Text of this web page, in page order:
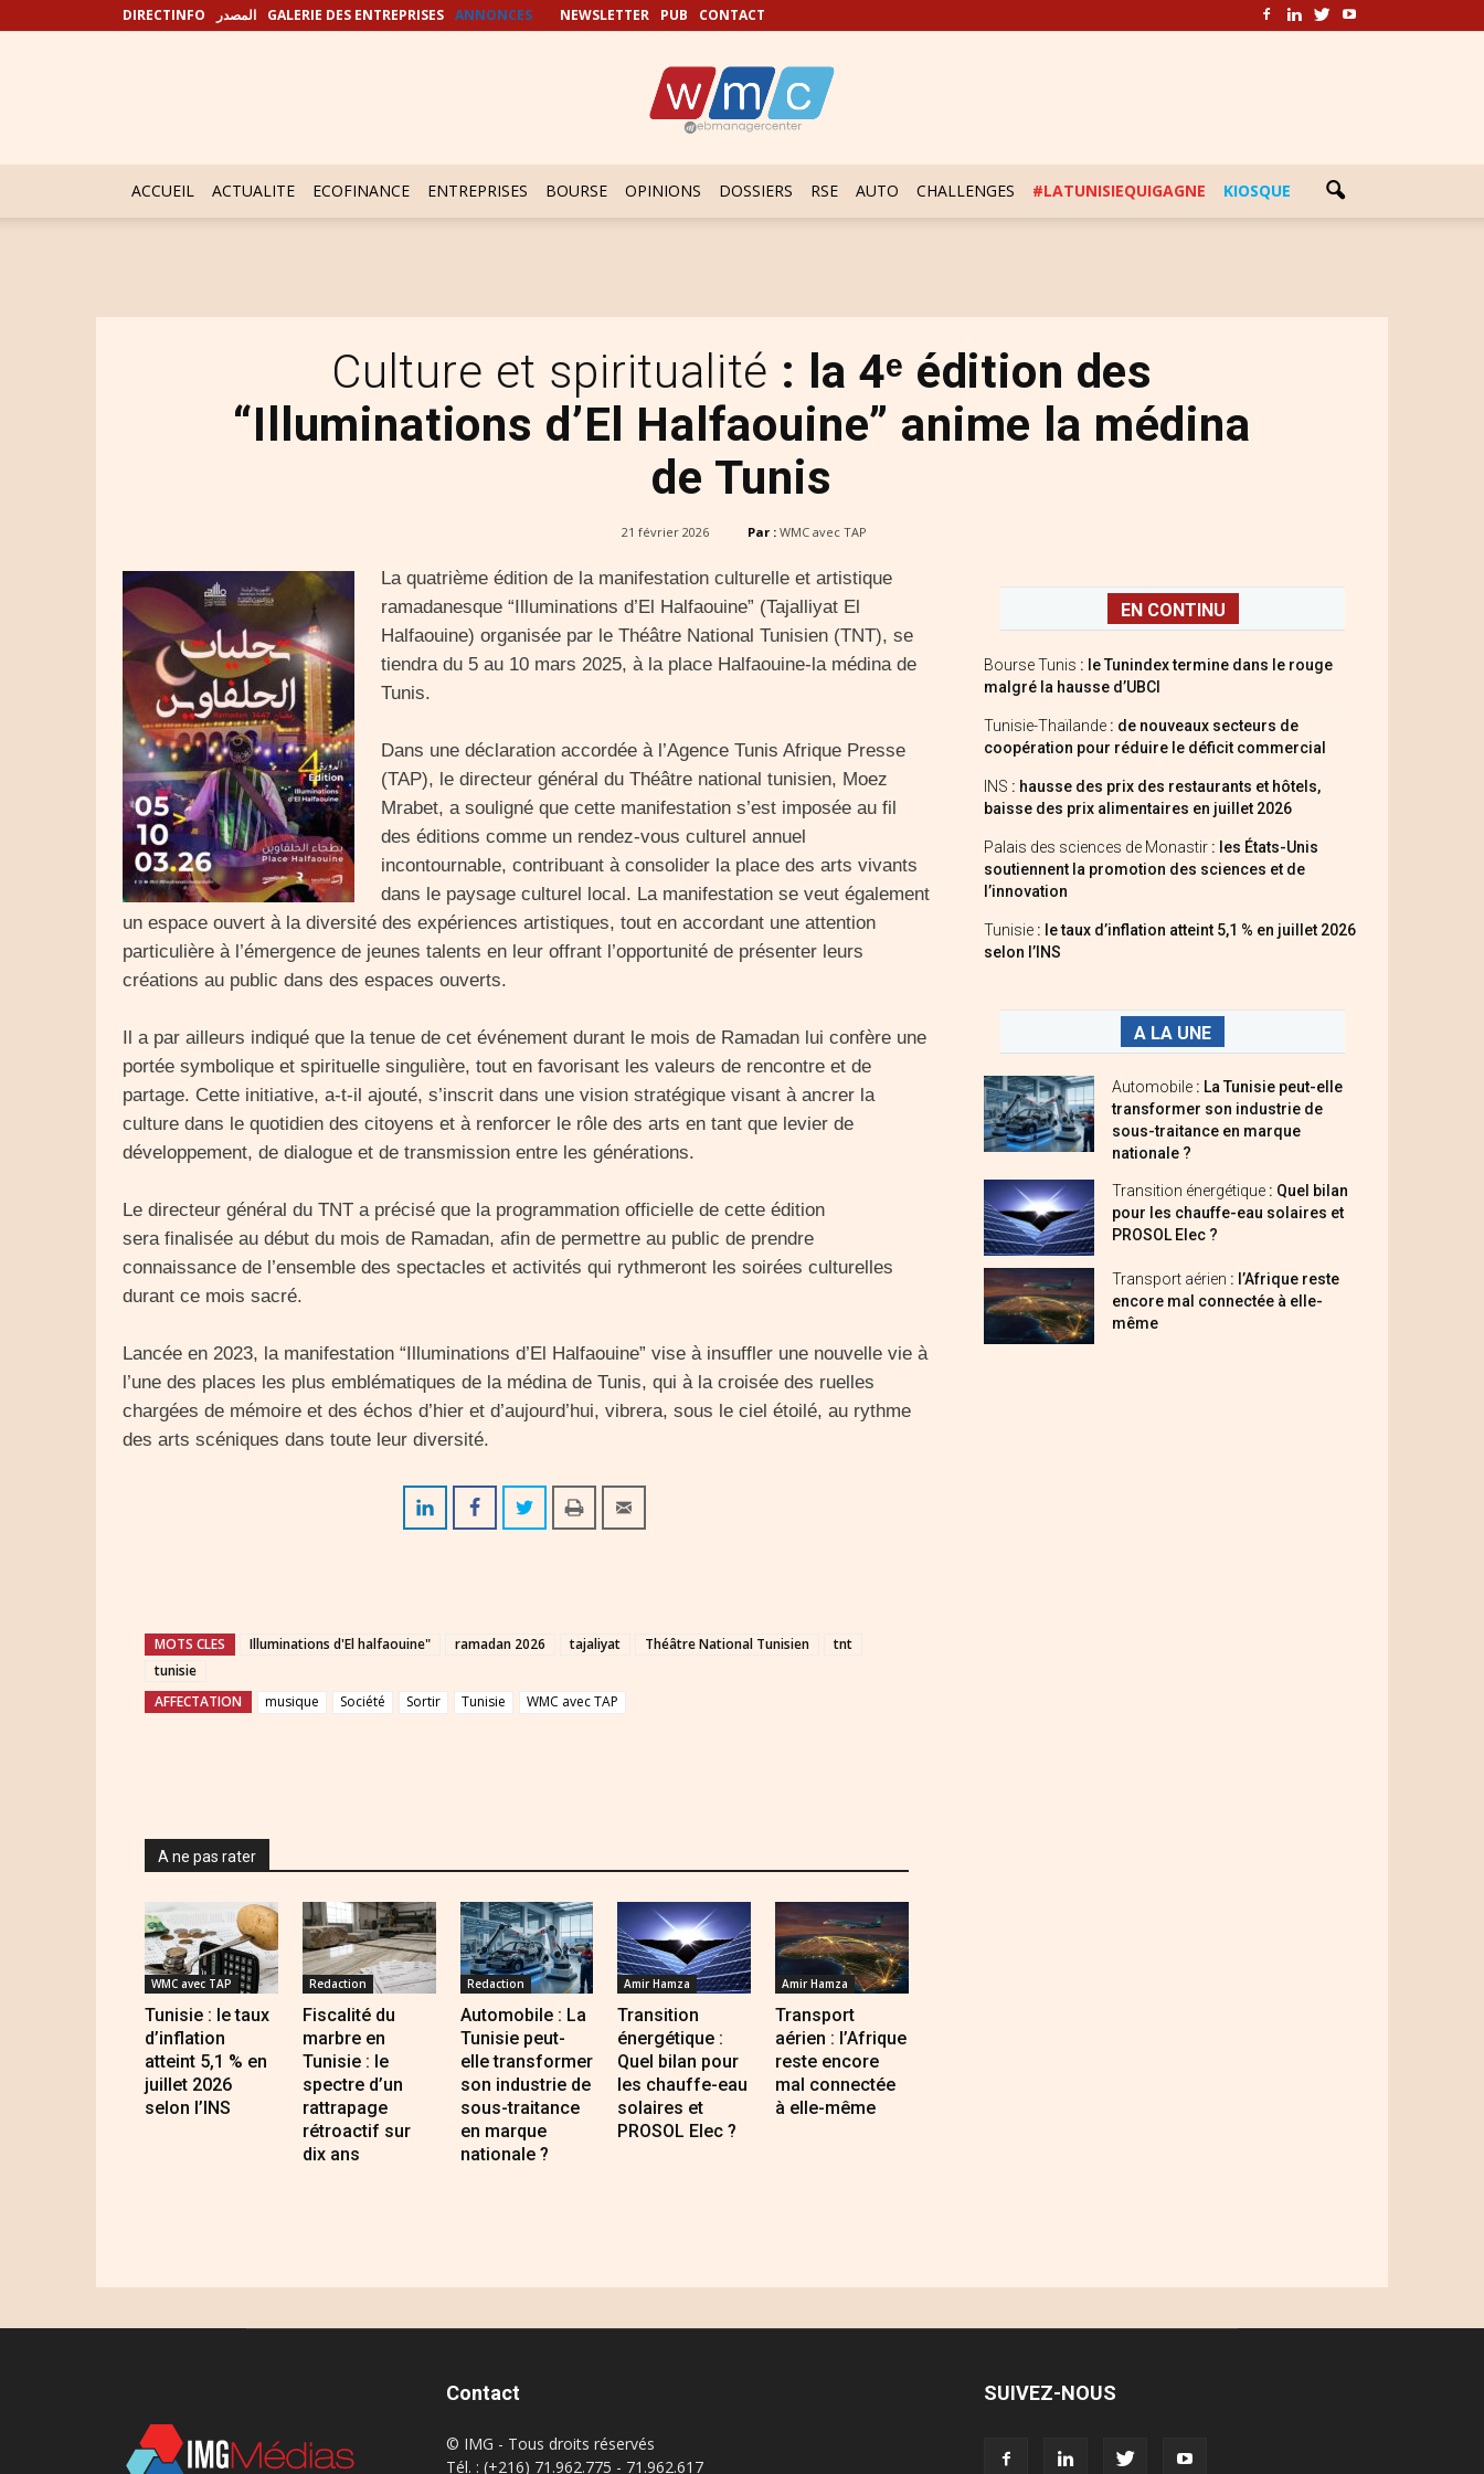
DIRECTINFO المصدر GALERIE DES ENTREPRISES ANNONCES NEWSLETTER PUB CONTACT
ACCUEIL ACTUALITE ECOFINANCE ENTREPRISES BOURSE OPINIONS DOSSIERS RSE AUTO CHALLENGES #LATUNISIEQUIGAGNE KIOSQUE
Culture et spiritualité : la 4ᵉ édition des
“Illuminations d’El Halfaouine” anime la médina
de Tunis
21 février 2026 Par : WMC avec TAP
La quatrième édition de la manifestation culturelle et artistique
ramadanesque “Illuminations d’El Halfaouine” (Tajalliyat El
Halfaouine) organisée par le Théâtre National Tunisien (TNT), se
tiendra du 5 au 10 mars 2025, à la place Halfaouine-la médina de
Tunis.
Dans une déclaration accordée à l’Agence Tunis Afrique Presse
(TAP), le directeur général du Théâtre national tunisien, Moez
Mrabet, a souligné que cette manifestation s’est imposée au fil
des éditions comme un rendez-vous culturel annuel
incontournable, contribuant à consolider la place des arts vivants
dans le paysage culturel local. La manifestation se veut également
un espace ouvert à la diversité des expériences artistiques, tout en accordant une attention
particulière à l’émergence de jeunes talents en leur offrant l’opportunité de présenter leurs
créations au public dans des espaces ouverts.
Il a par ailleurs indiqué que la tenue de cet événement durant le mois de Ramadan lui confère une
portée symbolique et spirituelle singulière, tout en favorisant les valeurs de rencontre et de
partage. Cette initiative, a-t-il ajouté, s’inscrit dans une vision stratégique visant à ancrer la
culture dans le quotidien des citoyens et à renforcer le rôle des arts en tant que levier de
développement, de dialogue et de transmission entre les générations.
Le directeur général du TNT a précisé que la programmation officielle de cette édition
sera finalisée au début du mois de Ramadan, afin de permettre au public de prendre
connaissance de l’ensemble des spectacles et activités qui rythmeront les soirées culturelles
durant ce mois sacré.
Lancée en 2023, la manifestation “Illuminations d’El Halfaouine” vise à insuffler une nouvelle vie à
l’une des places les plus emblématiques de la médina de Tunis, qui à la croisée des ruelles
chargées de mémoire et des échos d’hier et d’aujourd’hui, vibrera, sous le ciel étoilé, au rythme
des arts scéniques dans toute leur diversité.
MOTS CLES Illuminations d'El halfaouine" ramadan 2026 tajaliyat Théâtre National Tunisien
tnt
tunisie
AFFECTATION
musique Société Sortir Tunisie WMC avec TAP
A ne pas rater
WMC avec TAP
Tunisie : le taux
d’inflation
atteint 5,1 % en
juillet 2026
selon l’INS
Redaction
Fiscalité du
marbre en
Tunisie : le
spectre d’un
rattrapage
rétroactif sur
dix ans
Redaction
Automobile : La
Tunisie peut-
elle transformer
son industrie de
sous-traitance
en marque
nationale ?
Amir Hamza
Transition
énergétique :
Quel bilan pour
les chauffe-eau
solaires et
PROSOL Elec ?
Amir Hamza
Transport
aérien : l’Afrique
reste encore
mal connectée
à elle-même
EN CONTINU
Bourse Tunis : le Tunindex termine dans le rouge
malgré la hausse d’UBCI
Tunisie-Thaïlande : de nouveaux secteurs de
coopération pour réduire le déficit commercial
INS : hausse des prix des restaurants et hôtels,
baisse des prix alimentaires en juillet 2026
Palais des sciences de Monastir : les États-Unis
soutiennent la promotion des sciences et de
l’innovation
Tunisie : le taux d’inflation atteint 5,1 % en juillet 2026
selon l’INS
A LA UNE
Automobile : La Tunisie peut-elle
transformer son industrie de
sous-traitance en marque
nationale ?
Transition énergétique : Quel bilan
pour les chauffe-eau solaires et
PROSOL Elec ?
Transport aérien : l’Afrique reste
encore mal connectée à elle-
même
Contact
© IMG - Tous droits réservés
Tél. : (+216) 71.962.775 - 71.962.617
SUIVEZ-NOUS